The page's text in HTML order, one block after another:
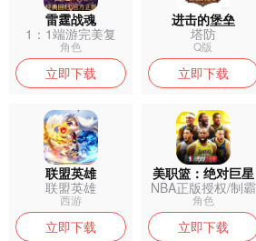
雷霆战魂
1：1端游完美复
刻，经典五职...
角色
立即下载
进击的堡垒
塔防
Q版
立即下载
联盟英雄
联盟英雄
西游
立即下载
美职篮：绝对巨星
(0.1折)
NBA正版授权/制霸
NBA...
角色
立即下载